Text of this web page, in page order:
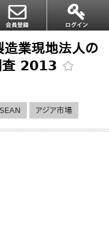
業現地法人の
査 2013
アジア市場